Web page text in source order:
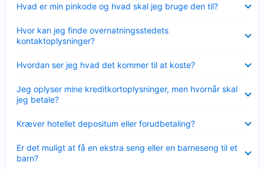
Hvad er min pinkode og hvad skal jeg bruge den til?
Hvor kan jeg finde overnatningsstedets
kontaktoplysninger?
Hvordan ser jeg hvad det kommer til at koste?
Jeg oplyser mine kreditkortoplysninger, men hvornår skal
jeg betale?
Kræver hotellet depositum eller forudbetaling?
Er det muligt at få en ekstra seng eller en barneseng til et
barn?